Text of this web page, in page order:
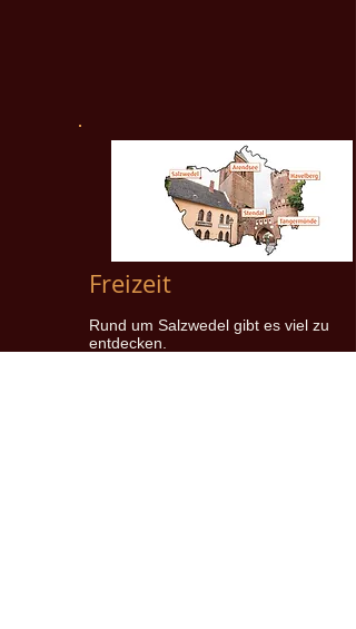
Freizeit
Rund um Salzwedel gibt es viel zu
entdecken.